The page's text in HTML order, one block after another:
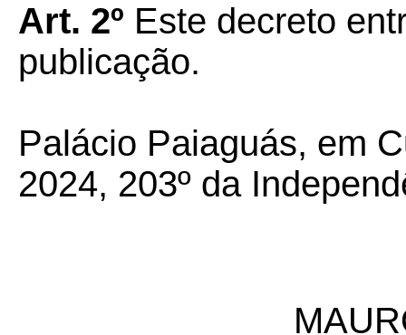
Art. 2º Este decreto
publicação.
Palácio Paiaguás, em
2024, 203º da